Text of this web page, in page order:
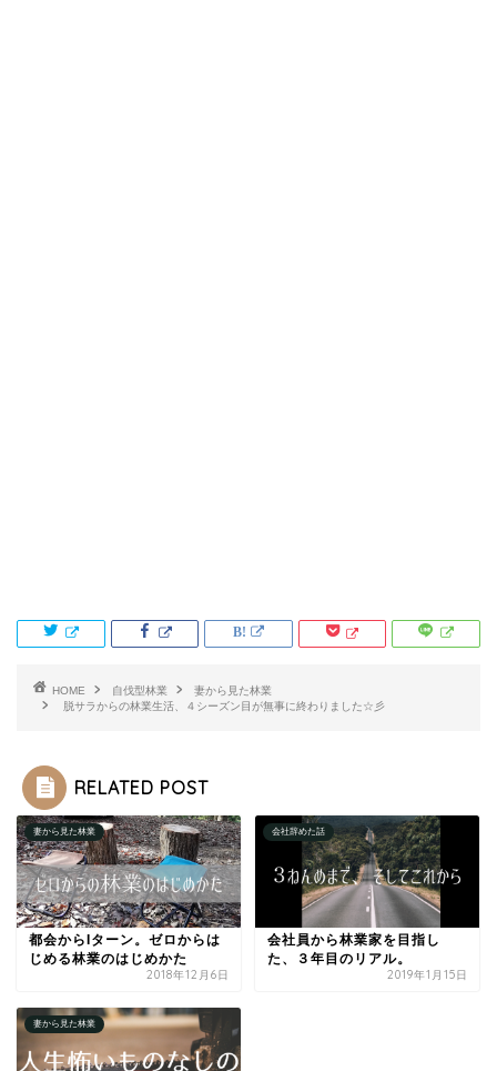
HOME 自伐型林業
妻から見た林業
脱サラからの林業生活、４シーズン目が無事に終わりました☆彡
RELATED POST
妻から見た林業
都会からIターン。ゼロからは
じめる林業のはじめかた
2018年12月6日
会社辞めた話
会社員から林業家を目指し
た、３年目のリアル。
2019年1月15日
妻から見た林業